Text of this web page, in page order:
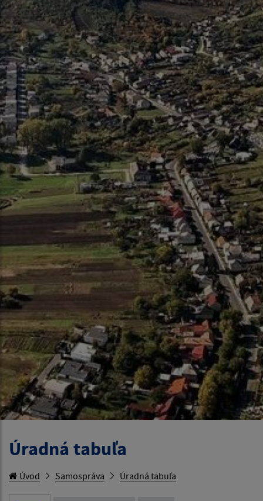
Úradná tabuľa
Úvod Samospráva Úradná tabuľa